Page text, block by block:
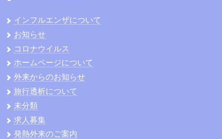
インフルエンザについて
お知らせ
コロナウイルス
ホームページについて
外来からのお知らせ
旅行透析について
未分類
求人募集
発熱外来のご案内